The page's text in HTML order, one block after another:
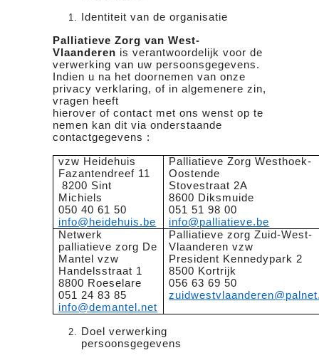
Identiteit van de organisatie
Palliatieve Zorg van West-
Vlaanderen is verantwoordelijk voor de
verwerking van uw persoonsgegevens.
Indien u na het doornemen van onze
privacy verklaring, of in algemenere zin,
vragen heeft
hierover of contact met ons wenst op te
nemen kan dit via onderstaande
contactgegevens :
vzw Heidehuis
Fazantendreef 11
8200 Sint
Michiels
050 40 61 50
info@heidehuis.be
Palliatieve Zorg Westhoek-
Oostende
Stovestraat 2A
8600 Diksmuide
051 51 98 00
info@palliatieve.be
Netwerk
palliatieve zorg De
Mantel vzw
Handelsstraat 1
8800 Roeselare
051 24 83 85
info@demantel.net
Palliatieve zorg Zuid-West-
Vlaanderen vzw
President Kennedypark 2
8500 Kortrijk
056 63 69 50
Doel verwerking
persoonsgegevens